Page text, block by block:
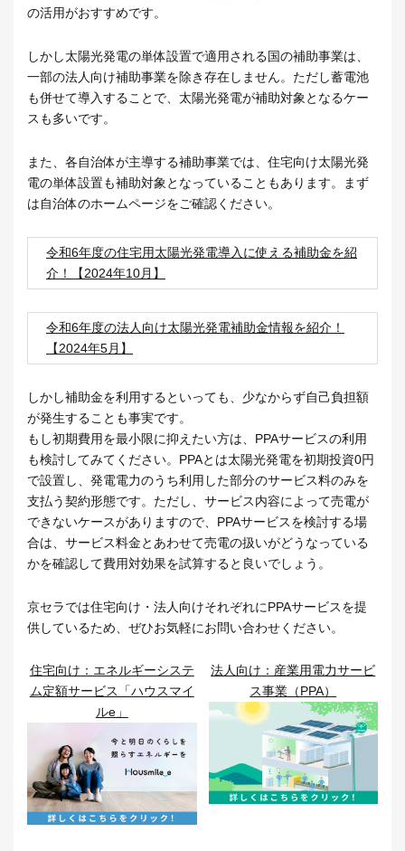
の活用がおすすめです。
しかし太陽光発電の単体設置で適用される国の補助事業は、
一部の法人向け補助事業を除き存在しません。ただし蓄電池
も併せて導入することで、太陽光発電が補助対象となるケー
スも多いです。
また、各自治体が主導する補助事業では、住宅向け太陽光発
電の単体設置も補助対象となっていることもあります。まず
は自治体のホームページをご確認ください。
令和6年度の住宅用太陽光発電導入に使える補助金を紹
介！【2024年10月】
令和6年度の法人向け太陽光発電補助金情報を紹介！
【2024年5月】
しかし補助金を利用するといっても、少なからず自己負担額
が発生することも事実です。
もし初期費用を最小限に抑えたい方は、PPAサービスの利用
も検討してみてください。PPAとは太陽光発電を初期投資0円
で設置し、発電電力のうち利用した部分のサービス料のみを
支払う契約形態です。ただし、サービス内容によって売電が
できないケースがありますので、PPAサービスを検討する場
合は、サービス料金とあわせて売電の扱いがどうなっている
かを確認して費用対効果を試算すると良いでしょう。
京セラでは住宅向け・法人向けそれぞれにPPAサービスを提
供しているため、ぜひお気軽にお問い合わせください。
住宅向け：エネルギーシステ
ム定額サービス「ハウスマイ
ルe」
法人向け：産業用電力サービ
ス事業（PPA）